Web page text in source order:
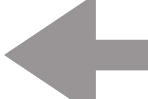
Navigation